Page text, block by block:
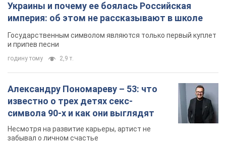
Украины и почему ее боялась Российская
империя: об этом не рассказывают в школе
Государственным символом являются только первый куплет
и припев песни
годину тому 2,9 т.
Александру Пономареву – 53: что
известно о трех детях секс-
символа 90-х и как они выглядят
Несмотря на развитие карьеры, артист не
забывал о личном счастье